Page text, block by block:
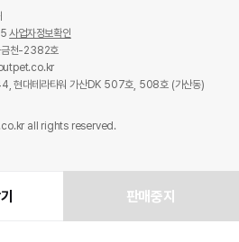
판매중지
사업자정보확인
금천-2382호
현대테라타워 가산DK 507호, 508호 (가산동)
all rights reserved.